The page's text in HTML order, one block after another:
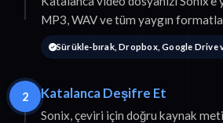
MP3, WAV ve tüm yaygın
Sürükle-bırak, Dropbox, Google Drive
2 Katalanca Deşifre Et
Sonix, çeviri için doğru kaynak